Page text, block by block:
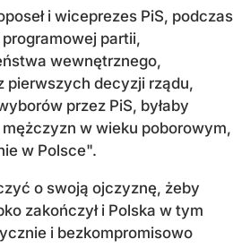
i wiceprezes PiS, podczas
partii,
wewnętrznego,
pierwszych decyzji rządu,
przez PiS, byłaby
w wieku poborowym,
w Polsce".
o swoją ojczyznę, żeby
zakończył i Polska w tym
i bezkompromisowo